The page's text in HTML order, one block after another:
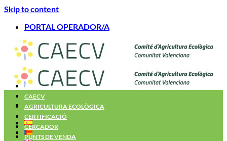
Skip to content
PORTAL OPERADOR/A
INICI
CAECV
AGRICULTURA ECOLÒGICA
CERTIFICACIÓ
CERCADOR
PUNTS DE VENDA